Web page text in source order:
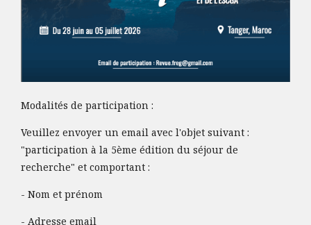
Modalités de participation :
Veuillez envoyer un email avec l'objet suivant :
"participation à la 5ème édition du séjour de
recherche" et comportant :
- Nom et prénom
- Adresse email